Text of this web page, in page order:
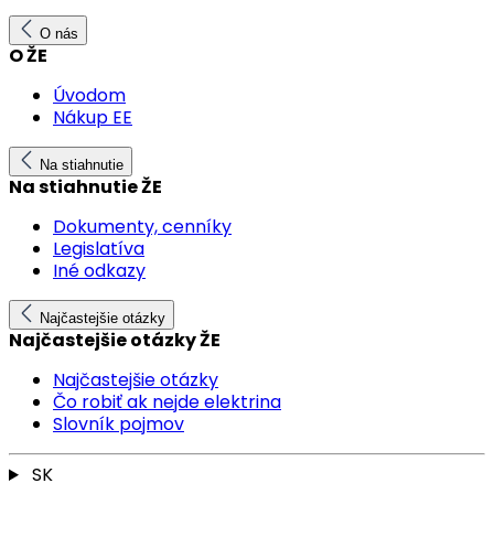
O nás
O ŽE
Úvodom
Nákup EE
Na stiahnutie
Na stiahnutie ŽE
Dokumenty, cenníky
Legislatíva
Iné odkazy
Najčastejšie otázky
Najčastejšie otázky ŽE
Najčastejšie otázky
Čo robiť ak nejde elektrina
Slovník pojmov
SK